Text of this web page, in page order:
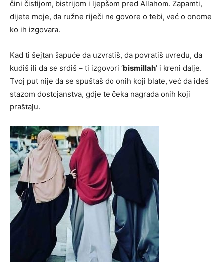
čini čistijom, bistrijom i ljepšom pred Allahom. Zapamti,
dijete moje, da ružne riječi ne govore o tebi, već o onome
ko ih izgovara.
Kad ti šejtan šapuće da uzvratiš, da povratiš uvredu, da
kudiš ili da se srdiš – ti izgovori ‘bismillah’ i kreni dalje.
Tvoj put nije da se spuštaš do onih koji blate, već da ideš
stazom dostojanstva, gdje te čeka nagrada onih koji
praštaju.